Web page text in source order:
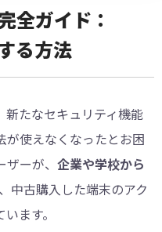
全ガイド：
る方法
新たなセキュリティ機能
が使えなくなったとお困
ーが、 企業や学校から
中古購入した端末のアク
ます。